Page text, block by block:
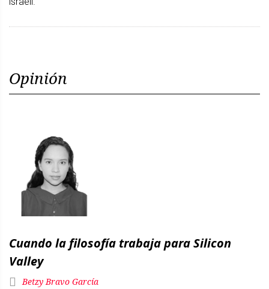
Opinión
Cuando la filosofía trabaja para Silicon
Valley
Betzy Bravo García